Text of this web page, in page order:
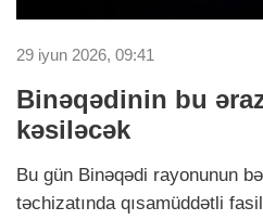
29 iyun 2026, 09:41
Binəqədinin bu
kəsiləcək
Bu gün Binəqədi rayonunun
təchizatında qısamüddətli